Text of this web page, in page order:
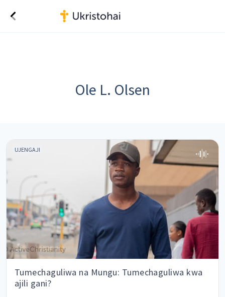
Ole L. Olsen
UJENGAJI
Tumechaguliwa na Mungu: Tumechaguliwa kwa
ajili gani?